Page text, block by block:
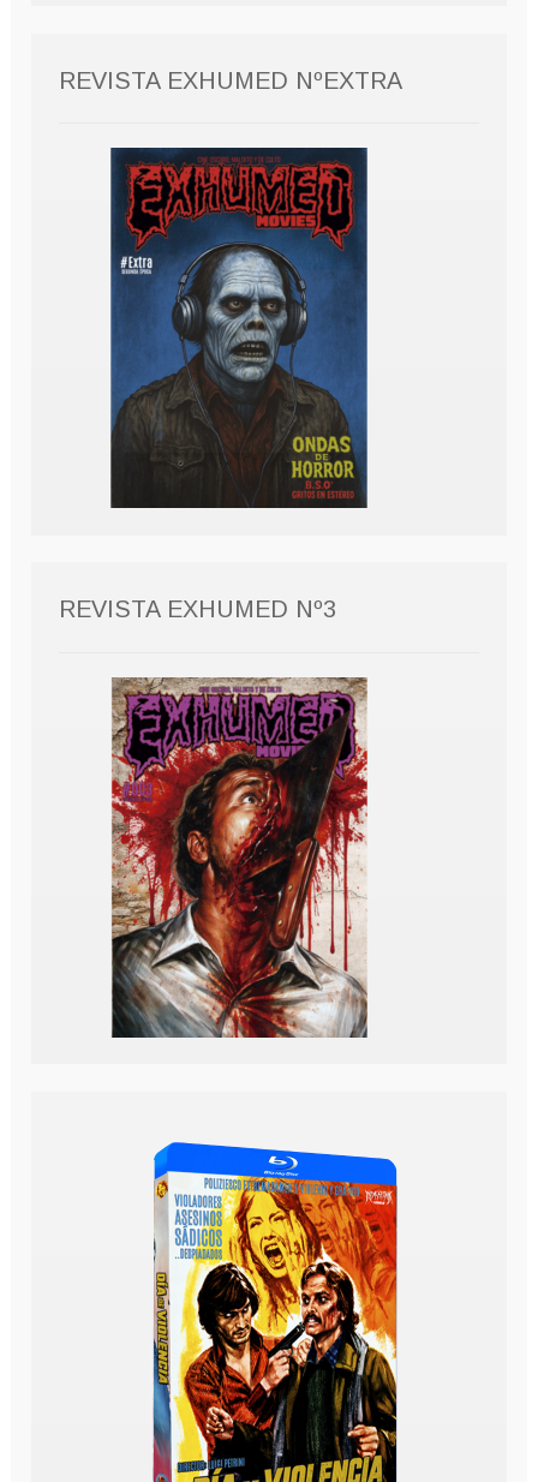
REVISTA EXHUMED NºEXTRA
REVISTA EXHUMED Nº3